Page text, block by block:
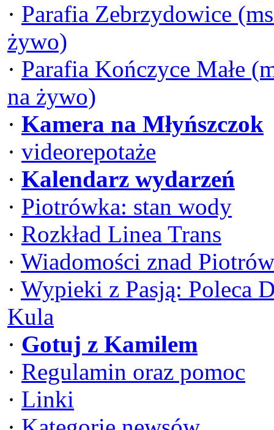
· Parafia Zebrzydowice
żywo)
· Parafia Kończyce Małe
na żywo)
· Kamera na Młyńszczok
· videorepotaże
· Kalendarz wydarzeń
· Piotrówka: stan wody
· Rozkład Linea Trans
· Wiadomości znad
· Wypieki z Pasją: Poleca
Kula
· Gotuj z Kamilem
· Regulamin oraz pomoc
· Linki